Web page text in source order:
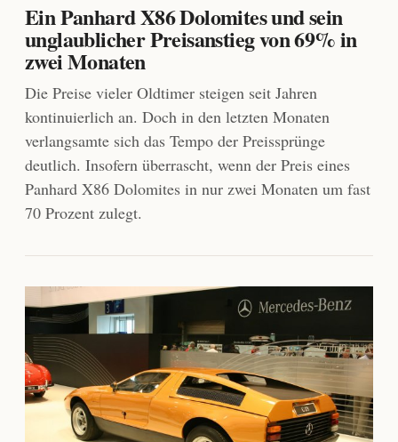
Ein Panhard X86 Dolomites und sein
unglaublicher Preisanstieg von 69% in
zwei Monaten
Die Preise vieler Oldtimer steigen seit Jahren
kontinuierlich an. Doch in den letzten Monaten
verlangsamte sich das Tempo der Preissprünge
deutlich. Insofern überrascht, wenn der Preis eines
Panhard X86 Dolomites in nur zwei Monaten um fast
70 Prozent zulegt.